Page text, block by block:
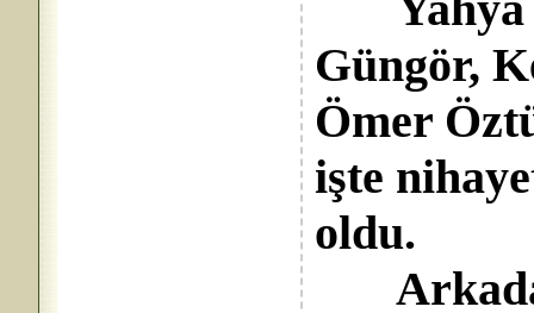
Güngör,
Ömer
işte
oldu.
Arkada